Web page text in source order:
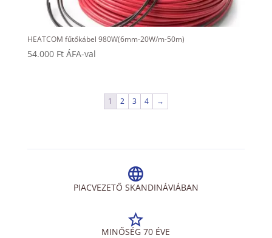
HEATCOM fűtőkábel 980W(6mm-20W/m-50m)
54.000 Ft ÁFA-val
1 2 3 4 →
PIACVEZETŐ SKANDINÁVIÁBAN
MINŐSÉG 70 ÉVE